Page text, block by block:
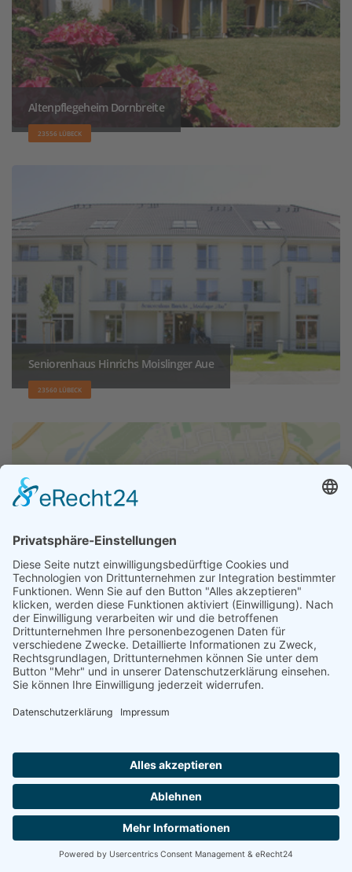
Altenpflegeheim Dornbreite
23556 LÜBECK
Seniorenhaus Hinrichs Moislinger Aue
23560 LÜBECK
Seniorenwohnanlage Betreutes Wohnen
23560 LÜBECK
Sie suchen einen Platz in einer Seniorenresidenz?
Wir sind auch telefonisch für Sie da und helfen.
Montag-Freitag von 8:00 - 16:30 Uhr
0800 800 666 0